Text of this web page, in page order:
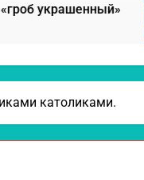
католиками.